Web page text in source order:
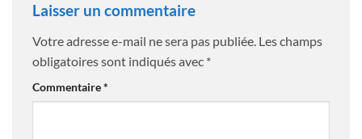
Laisser un commentaire
Votre adresse e-mail ne sera pas publiée. Les champs
obligatoires sont indiqués avec *
Commentaire*